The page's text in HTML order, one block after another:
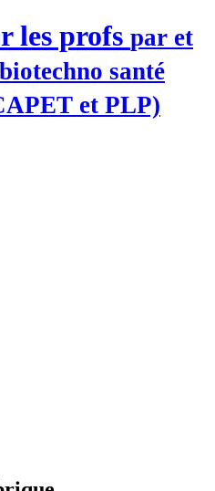
les profs par et
santé
et PLP)